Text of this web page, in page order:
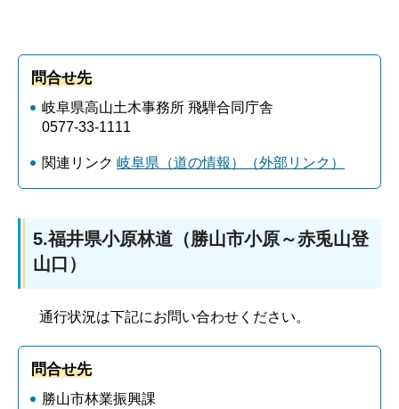
問合せ先
岐阜県高山土木事務所 飛騨合同庁舎
0577-33-1111
関連リンク 岐阜県（道の情報）（外部リンク）
5.福井県小原林道（勝山市小原～赤兎山登
山口）
通行状況は下記にお問い合わせください。
問合せ先
勝山市林業振興課